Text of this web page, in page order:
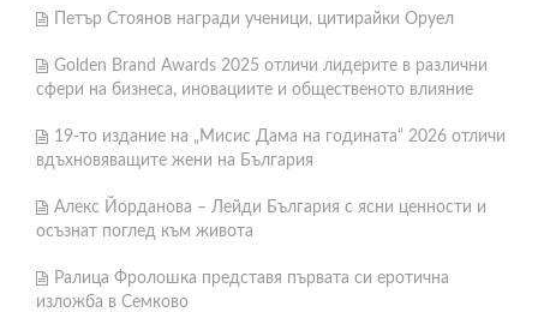
Петър Стоянов награди ученици, цитирайки Оруел
Golden Brand Awards 2025 отличи лидерите в различни
сфери на бизнеса, иновациите и общественото влияние
19-то издание на „Мисис Дама на годината“ 2026 отличи
вдъхновяващите жени на България
Алекс Йорданова – Лейди България с ясни ценности и
осъзнат поглед към живота
Ралица Фролошка представя първата си еротична
изложба в Семково